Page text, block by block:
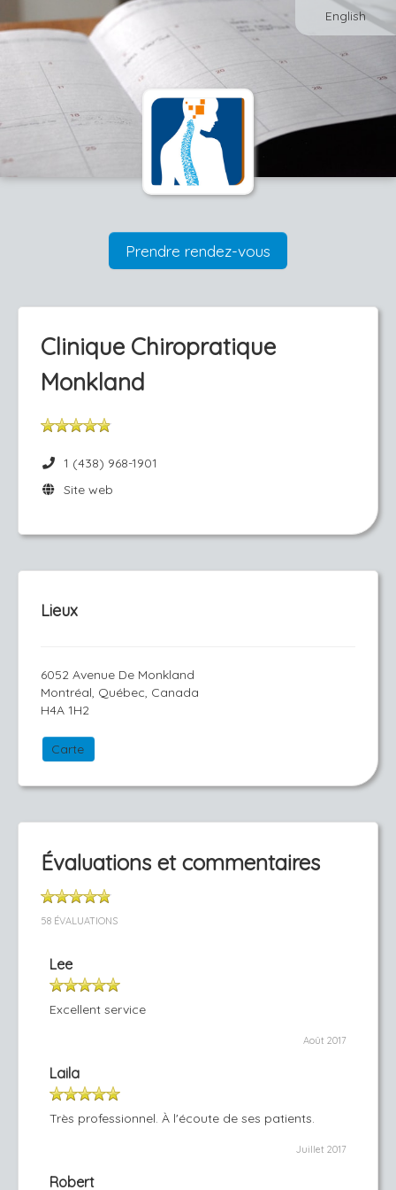
English
Prendre rendez-vous
Clinique Chiropratique
Monkland
1 (438) 968-1901
Site web
Lieux
6052 Avenue De Monkland
Montréal, Québec, Canada
H4A 1H2
Carte
Évaluations et commentaires
58 ÉVALUATIONS
Lee
Excellent service
Août 2017
Laila
Très professionnel. À l'écoute de ses patients.
Juillet 2017
Robert